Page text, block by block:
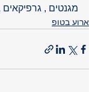
מגנטים , גרפיקאים ,
ארוע בטופ